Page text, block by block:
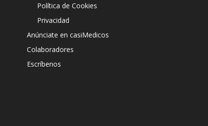
Política de Cookies
Privacidad
Anúnciate en casiMedicos
Colaboradores
Escríbenos